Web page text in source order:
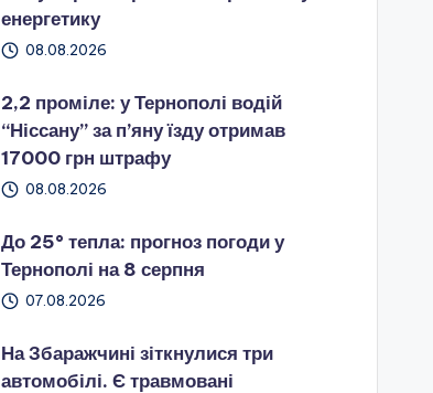
енергетику
08.08.2026
2,2 проміле: у Тернополі водій
“Ніссану” за п’яну їзду отримав
17000 грн штрафу
08.08.2026
До 25° тепла: прогноз погоди у
Тернополі на 8 серпня
07.08.2026
На Збаражчині зіткнулися три
автомобілі. Є травмовані